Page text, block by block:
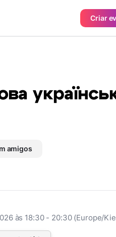
Criar
amigos
às 18:30 - 20:30 (Europe/